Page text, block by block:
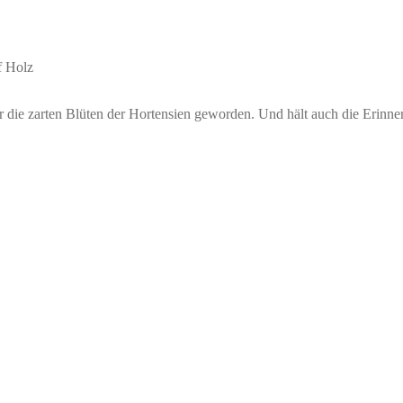
Holz
zarten Blüten der Hortensien geworden. Und hält auch die